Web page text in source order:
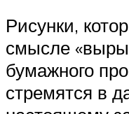
Рисунки,
смысле
бумажного
стремятся в